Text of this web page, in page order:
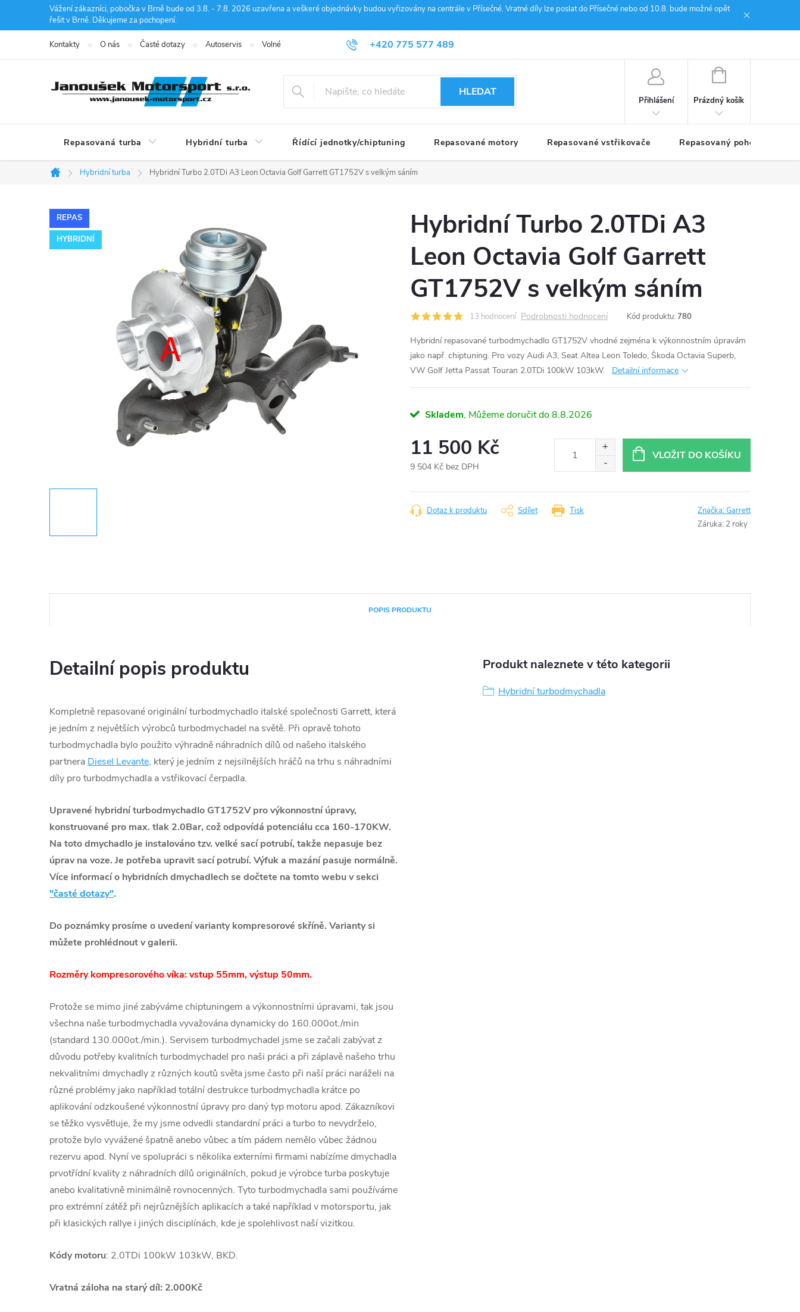
Vážení zákazníci, pobočka v Brně bude od 3.8. - 7.8. 2026 uzavřena a veškeré objednávky budou vyřizovány na centrále v Přísečné. Vratné díly lze poslat do Přísečné nebo od 10.8. bude možné opět
řešit v Brně. Děkujeme za pochopení.
+420 775 577 489
info@janousek-motorsport.cz
Kontakty O nás Časté dotazy Autoservis Volné pozice Obchodní podmínky Reklamace
HLEDAT
Přihlášení
NÁKUPNÍ
Prázdný košík
Repasovaná turba Hybridní turba Řídící jednotky/chiptuning Repasované motory Repasované vstřikovače Repasovaný pohon TDM
Domů
Hybridní turba Hybridní Turbo 2.0TDi A3 Leon Octavia Golf Garrett GT1752V s velkým sáním
REPAS
HYBRIDNÍ
Hybridní Turbo 2.0TDi A3
Leon Octavia Golf Garrett
GT1752V s velkým sáním
13 hodnocení Podrobnosti hodnocení Kód produktu: 780
Hybridní repasované turbodmychadlo GT1752V vhodné zejména k výkonnostním úpravám
jako např. chiptuning. Pro vozy Audi A3, Seat Altea Leon Toledo, Škoda Octavia Superb,
VW Golf Jetta Passat Touran 2.0TDi 100kW 103kW.
Detailní informace
Skladem 8.8.2026
11 500 Kč
9 504 Kč bez DPH
cena:
VLOŽIT DO KOŠÍKU
Tisk
Dotaz k produktu Sdílet Značka:Garrett
Záruka: 2 roky
POPIS PRODUKTU
Detailní popis produktu
Kompletně repasované originální turbodmychadlo italské společnosti Garrett, která
je jedním z největších výrobců turbodmychadel na světě. Při opravě tohoto
turbodmychadla bylo použito výhradně náhradních dílů od našeho italského
partnera Diesel Levante, který je jedním z nejsilnějších hráčů na trhu s náhradními
díly pro turbodmychadla a vstřikovací čerpadla.
Upravené hybridní turbodmychadlo GT1752V pro výkonnostní úpravy,
konstruované pro max. tlak 2.0Bar, což odpovídá potenciálu cca 160-170KW.
Na toto dmychadlo je instalováno tzv. velké sací potrubí, takže nepasuje bez
úprav na voze. Je potřeba upravit sací potrubí. Výfuk a mazání pasuje normálně.
Více informací o hybridních dmychadlech se dočtete na tomto webu v sekci
"časté dotazy".
Do poznámky prosíme o uvedení varianty kompresorové skříně. Varianty si
můžete prohlédnout v galerii.
Rozměry kompresorového víka: vstup 55mm, výstup 50mm.
Protože se mimo jiné zabýváme chiptuningem a výkonnostními úpravami, tak jsou
všechna naše turbodmychadla vyvažována dynamicky do 160.000ot./min
(standard 130.000ot./min.). Servisem turbodmychadel jsme se začali zabývat z
důvodu potřeby kvalitních turbodmychadel pro naši práci a při záplavě našeho trhu
nekvalitními dmychadly z různých koutů světa jsme často při naší práci naráželi na
různé problémy jako například totální destrukce turbodmychadla krátce po
aplikování odzkoušené výkonnostní úpravy pro daný typ motoru apod. Zákazníkovi
se těžko vysvětluje, že my jsme odvedli standardní práci a turbo to nevydrželo,
protože bylo vyvážené špatně anebo vůbec a tím pádem nemělo vůbec žádnou
rezervu apod. Nyní ve spolupráci s několika externími firmami nabízíme dmychadla
prvotřídní kvality z náhradních dílů originálních, pokud je výrobce turba poskytuje
anebo kvalitativně minimálně rovnocenných. Tyto turbodmychadla sami používáme
pro extrémní zátěž při nejrůznějších aplikacích a také například v motorsportu, jak
při klasických rallye i jiných disciplínách, kde je spolehlivost naší vizitkou.
Kódy motoru: 2.0TDi 100kW 103kW, BKD.
Vratná záloha na starý díl: 2.000Kč
Produkt naleznete v této kategorii
Hybridní turbodmychadla